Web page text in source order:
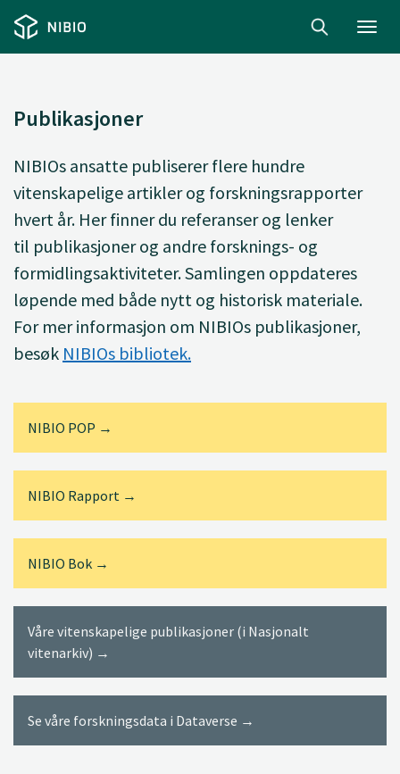
Publikasjoner
NIBIOs ansatte publisererflere hundre
vitenskapelige artikler og forskningsrapporter
hvert år. Her finner du referanser og lenker
til publikasjoner og andre forsknings- og
formidlingsaktiviteter. Samlingen oppdateres
løpende med både nytt og historisk materiale.
For mer informasjon om NIBIOs publikasjoner,
besøk NIBIOs bibliotek.
NIBIO POP →
NIBIO Rapport →
NIBIO Bok →
Våre vitenskapelige publikasjoner (i Nasjonalt
vitenarkiv) →
Se våre forskningsdata i Dataverse →